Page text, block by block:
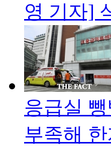
영 기자]
응급실
부족해